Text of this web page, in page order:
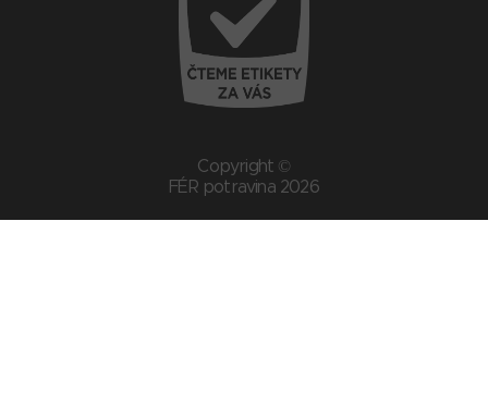
Copyright ©
FÉR potravina 2026